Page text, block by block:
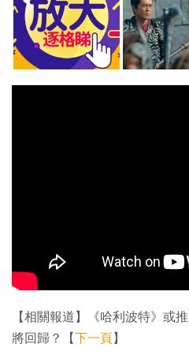
【相關報道】《哈利波特》或
將回歸？【下一頁】